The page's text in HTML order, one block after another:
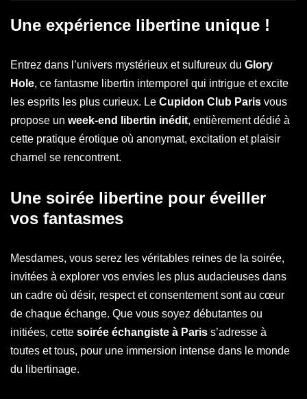
Une expérience libertine unique !
Entrez dans l’univers mystérieux et sulfureux du Glory
Hole, ce fantasme libertin intemporel qui intrigue et excite
les esprits les plus curieux. Le Cupidon Club Paris vous
propose un week-end libertin inédit, entièrement dédié à
cette pratique érotique où anonymat, excitation et plaisir
charnel se rencontrent.
Une soirée libertine pour éveiller
vos fantasmes
Mesdames, vous serez les véritables reines de la soirée,
invitées à explorer vos envies les plus audacieuses dans
un cadre où désir, respect et consentement sont au cœur
de chaque échange. Que vous soyez débutantes ou
initiées, cette soirée échangiste à Paris s’adresse à
toutes et tous, pour une immersion intense dans le monde
du libertinage.